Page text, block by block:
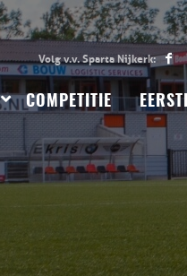
COMPETITIE